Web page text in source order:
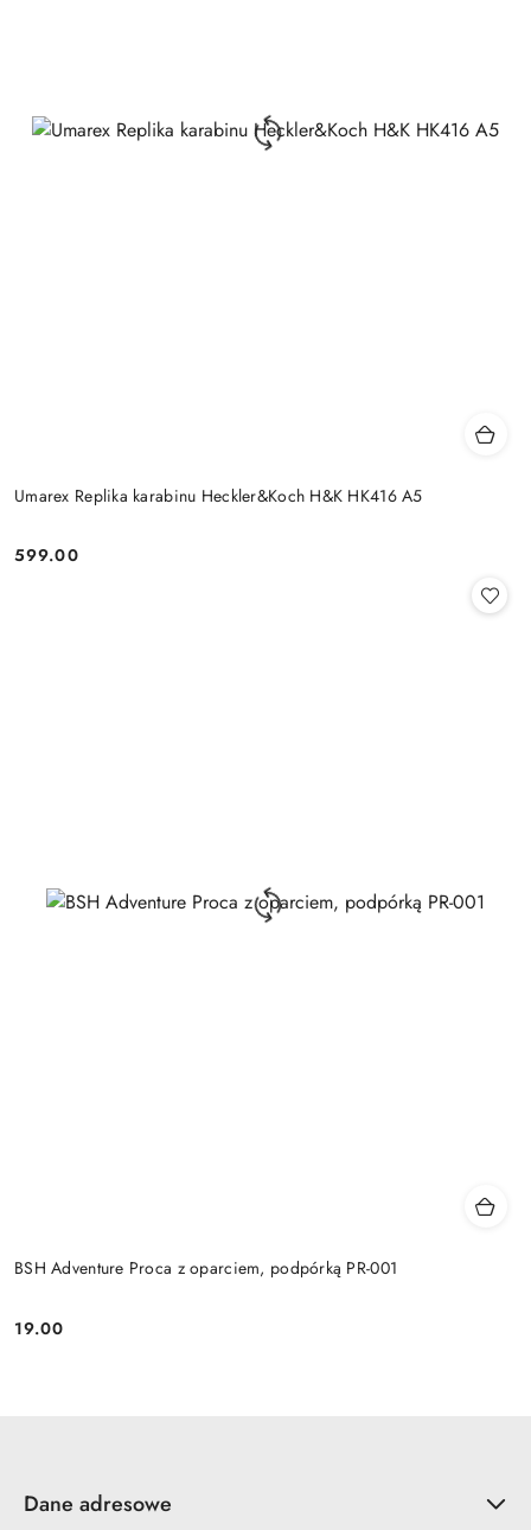
Umarex Replika karabinu Heckler&Koch H&K HK416 A5
Cena:
599.00
BSH Adventure Proca z oparciem, podpórką PR-001
Cena:
19.00
Dane adresowe